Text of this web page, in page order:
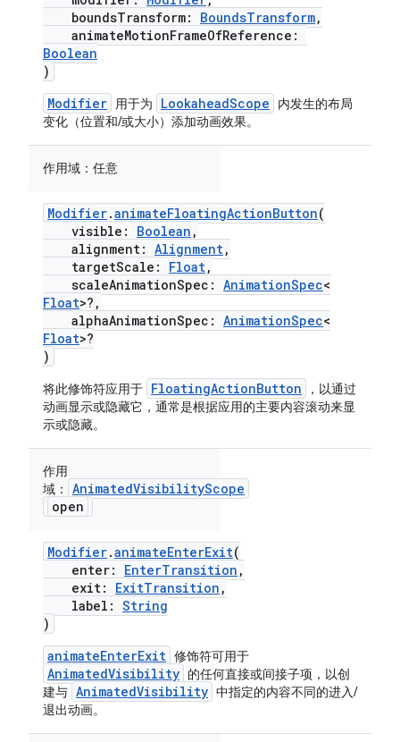
boundsTransform: BoundsTransform,
animateMotionFrameOfReference:
Boolean
)
Modifier 用于为 LookaheadScope
内发生的布局
变化（位置和/或大小）添加动画效果。
作用域： 任意
Modifier.animateFloatingActionButton(
visible: Boolean ,
alignment: Alignment,
targetScale: Float,
scaleAnimationSpec: AnimationSpec<
Float>?,
alphaAnimationSpec: AnimationSpec<
Float>?
)
将此修饰符应用于 FloatingActionButton
，以通过
动画显示或隐藏它，通常是根据应用的主要内容滚动来显
示或隐藏。
作用
域：
AnimatedVisibilityScope
open
Modifier.animateEnterExit(
enter: EnterTransition ,
exit: ExitTransition ,
label: String
)
animateEnterExit 修饰符可用于
AnimatedVisibility 的任何直接或间接子项，以创
建与 AnimatedVisibility 中指定的内容不同的进入/
退出动画。